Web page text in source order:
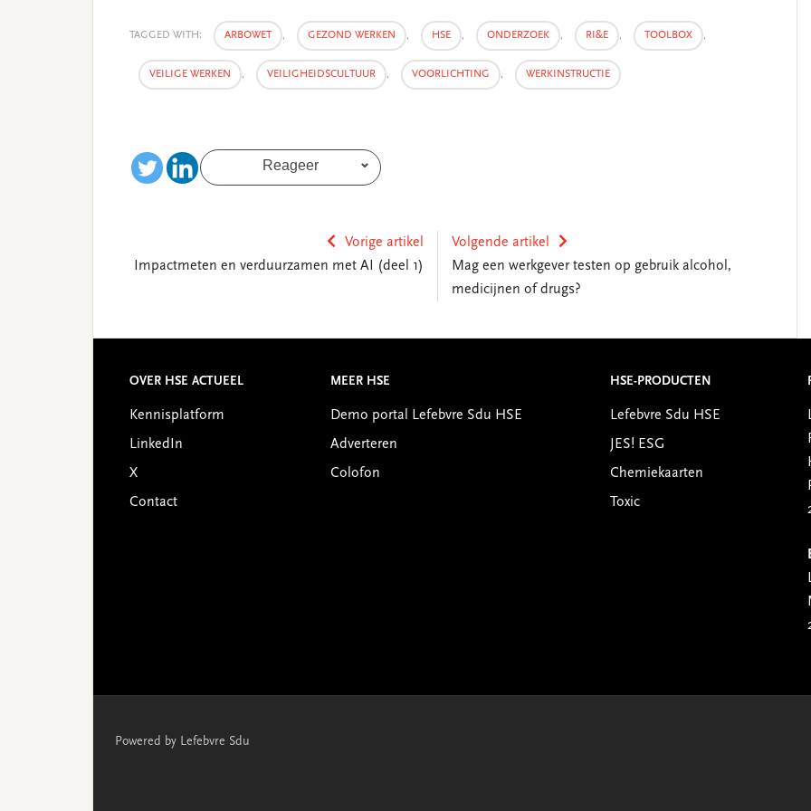
TAGGED WITH: ARBOWET , GEZOND WERKEN , HSE , ONDERZOEK , RI&E , TOOLBOX ,
VEILIGE WERKEN , VEILIGHEIDSCULTUUR , VOORLICHTING , WERKINSTRUCTIE
Reageer
Vorige artikel
Impactmeten en verduurzamen met AI (deel 1)
Volgende artikel
Mag een werkgever testen op gebruik alcohol,
medicijnen of drugs?
Interactions
Footer
OVER HSE ACTUEEL
Kennisplatform
LinkedIn
X
Contact
MEER HSE
Demo portal Lefebvre Sdu HSE
Adverteren
Colofon
HSE-PRODUCTEN
Lefebvre Sdu HSE
JES! ESG
Chemiekaarten
Toxic
Powered by Lefebvre Sdu